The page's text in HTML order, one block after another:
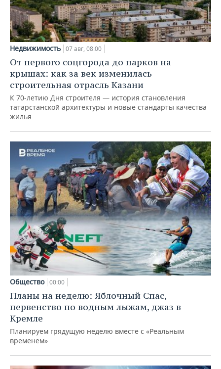
Недвижимость 07 авг, 08:00
От первого соцгорода до парков на
крышах: как за век изменилась
строительная отрасль Казани
К 70-летию Дня строителя — история становления
татарстанской архитектуры и новые стандарты качества
жилья
Общество 00:00
Планы на неделю: Яблочный Спас,
первенство по водным лыжам, джаз в
Кремле
Планируем грядущую неделю вместе с «Реальным
временем»